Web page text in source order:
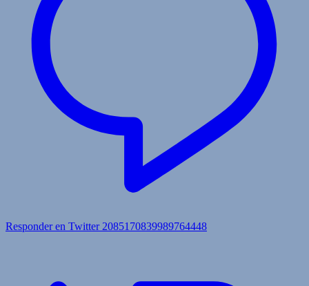
Responder en Twitter 2085170839989764448